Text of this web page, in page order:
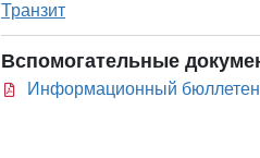
Транзит
Вспомогательные
Информационный